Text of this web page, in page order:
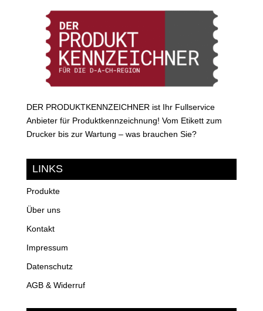
DER PRODUKTKENNZEICHNER ist Ihr Fullservice
Anbieter für Produktkennzeichnung! Vom Etikett zum
Drucker bis zur Wartung – was brauchen Sie?
LINKS
Produkte
Über uns
Kontakt
Impressum
Datenschutz
AGB & Widerruf